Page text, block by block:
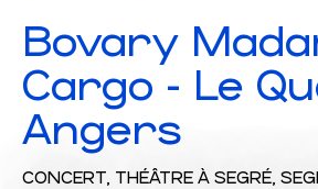
Bovary
Cargo - Le
Angers
CONCERT, THÉÂTRE À SEGRÉ,